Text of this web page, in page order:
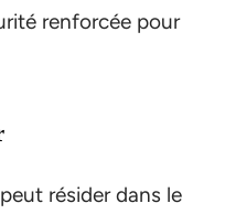
renforcée pour
résider dans le